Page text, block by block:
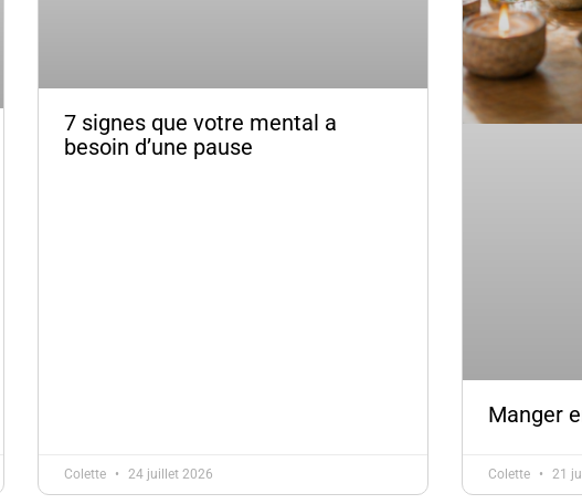
7 signes que votre mental a
besoin d’une pause
Colette 24 juillet 2026
Manger
Colette 21